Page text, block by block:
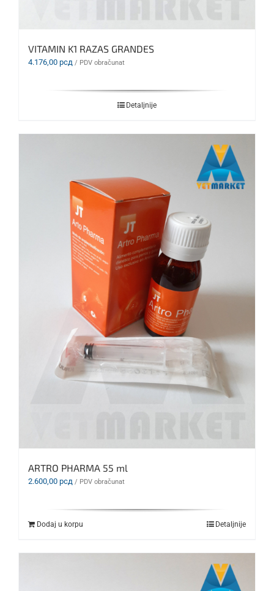
VITAMIN K1 RAZAS GRANDES
4.176,00 рсд / PDV obračunat
Detaljnije
ARTRO PHARMA 55 ml
2.600,00 рсд / PDV obračunat
Dodaj u korpu Detaljnije